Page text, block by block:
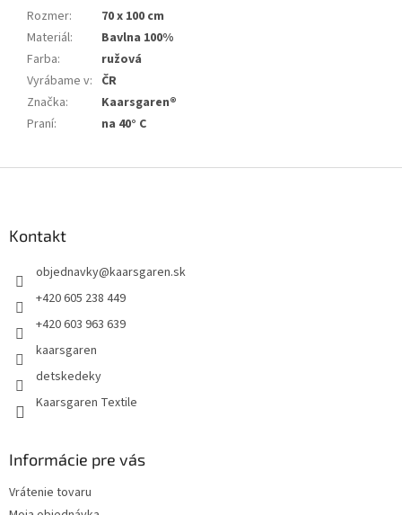
Rozmer:
70 x 100 cm
Materiál:
Bavlna 100%
Farba:
ružová
Vyrábame v: ČR
Značka:
Kaarsgaren®
Praní: na 40° C
Kontakt
objednavky@kaarsgaren.sk
+420 605 238 449
+420 603 963 639
kaarsgaren
detskedeky
Kaarsgaren Textile
Informácie pre vás
Vrátenie tovaru